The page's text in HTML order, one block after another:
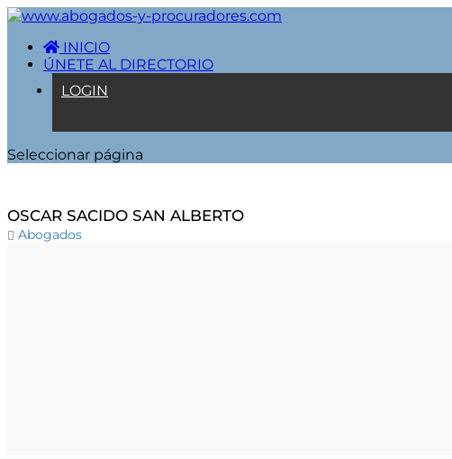
INICIO
ÚNETE AL DIRECTORIO
LOGIN
Seleccionar página
OSCAR SACIDO SAN ALBERTO
Abogados